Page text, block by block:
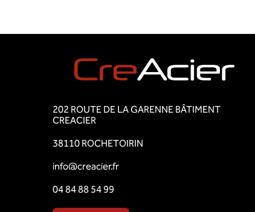
202 ROUTE DE LA GARENNE BÂTIMENT
CREACIER
38110 ROCHETOIRIN
info@creacier.fr
04 84 88 54 99